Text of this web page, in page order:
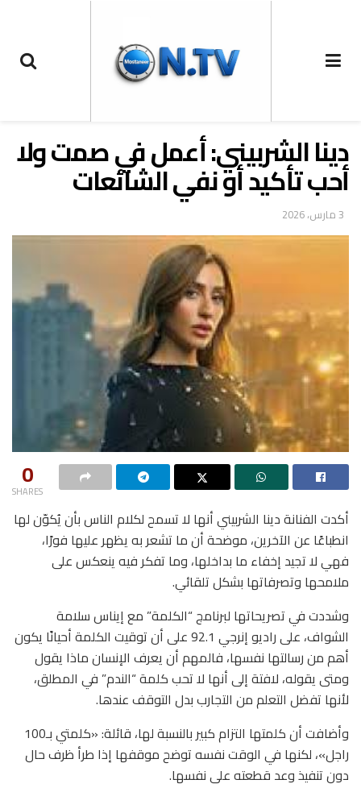
دينا الشربيني: أعمل في صمت ولا
أحب تأكيد أو نفي الشائعات
3 مارس، 2026
0
SHARES
أكدت الفنانة دينا الشربيني أنها لا تسمح لكلام الناس بأن يُكوّن لها
انطباعًا عن الآخرين، موضحة أن ما تشعر به يظهر عليها فورًا،
فهي لا تجيد إخفاء ما بداخلها، وما تفكر فيه ينعكس على
ملامحها وتصرفاتها بشكل تلقائي.
وشددت في تصريحاتها لبرنامج “الكلمة” مع إيناس سلامة
الشواف، على راديو إنرجي 92.1 على أن توقيت الكلمة أحيانًا يكون
أهم من رسالتها نفسها، فالمهم أن يعرف الإنسان ماذا يقول
ومتى يقوله، لافتة إلى أنها لا تحب كلمة “الندم” في المطلق،
لأنها تفضل التعلم من التجارب بدل التوقف عندها.
وأضافت أن كلمتها التزام كبير بالنسبة لها، قائلة: «كلمتي بـ100
راجل»، لكنها في الوقت نفسه توضح موقفها إذا طرأ ظرف حال
دون تنفيذ وعد قطعته على نفسها.